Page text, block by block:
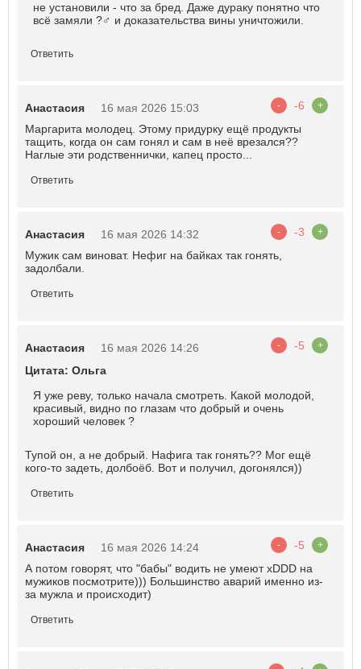
не установили - что за бред. Даже дураку понятно что
всё замяли ?‍♂️ и доказательства вины уничтожили.
Ответить
Анастасия 16 мая 2026 15:03 - -6 +
Маргарита молодец. Этому придурку ещё продукты
тащить, когда он сам гонял и сам в неё врезался??
Наглые эти родственнички, капец просто...
Ответить
Анастасия 16 мая 2026 14:32 - -3 +
Мужик сам виноват. Нефиг на байках так гонять,
задолбали.
Ответить
Анастасия 16 мая 2026 14:26 - -5 +
Цитата: Ольга
Я уже реву, только начала смотреть. Какой молодой,
красивый, видно по глазам что добрый и очень
хороший человек ?
Тупой он, а не добрый. Нафига так гонять?? Мог ещё
кого-то задеть, долбоёб. Вот и получил, догонялся))
Ответить
Анастасия 16 мая 2026 14:24 - -5 +
А потом говорят, что "бабы" водить не умеют xDDD на
мужиков посмотрите))) Большинство аварий именно из-
за мужла и происходит)
Ответить